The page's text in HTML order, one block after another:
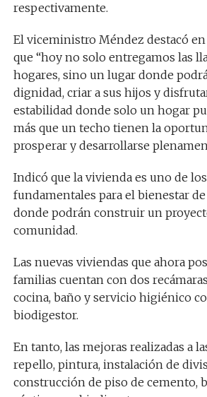
respectivamente.
El viceministro Méndez destacó
que “hoy no solo entregamos las
hogares, sino un lugar donde
dignidad, criar a sus hijos y
estabilidad donde solo un hogar
más que un techo tienen la
prosperar y desarrollarse
Indicó que la vivienda es uno de
fundamentales para el bienestar
donde podrán construir un
comunidad.
Las nuevas viviendas que ahora
familias cuentan con dos
cocina, baño y servicio higiénico
biodigestor.
En tanto, las mejoras realizadas a
repello, pintura, instalación de
construcción de piso de cemento,